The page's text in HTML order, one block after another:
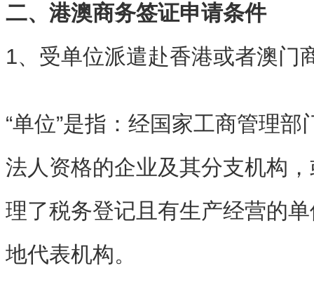
二、 港澳商务签证申请条件
1、受单位派遣赴香港或者澳门
“单位”是指：经国家工商管理
法人资格的企业及其分支机构
理了税务登记且有生产经营的
地代表机构。